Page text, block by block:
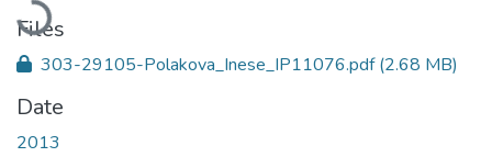
Files
303-29105-Polakova_Inese_IP11076.pdf(2.68 MB)
Date
2013